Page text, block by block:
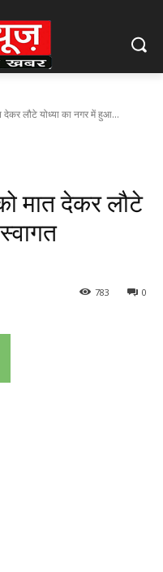
देकर लौटे योध्या का नगर में हुआ...
मात देकर लौटे
0
783